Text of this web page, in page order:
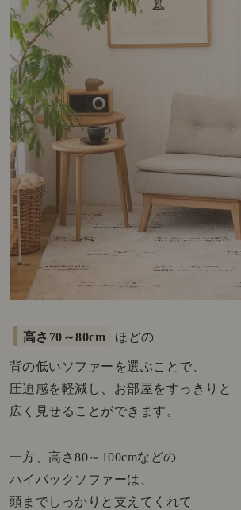
高さ70～80cm ほどの
背の低いソファーを選ぶことで、
圧迫感を軽減し、お部屋をすっきりと
広く見せることができます。
一方、高さ80～100cmなどの
ハイバックソファーは、
頭までしっかりと支えてくれて